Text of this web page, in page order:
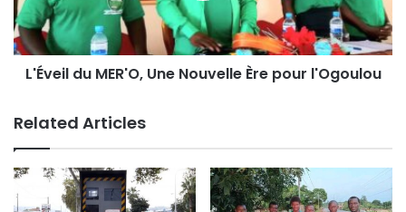
L'Éveil du MER'O, Une Nouvelle Ère pour l'Ogoulou
Related Articles